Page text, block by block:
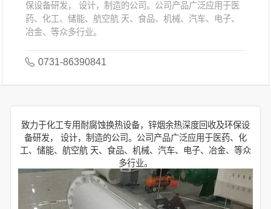
保设备研发， 设计，制造的公司。公司产品广泛应用于医
药、化工、储能、航空航 天、食品、机械、汽车、电子、
冶金、等众多行业。
0731-86390841
致力于化工专用耐腐蚀换热设备，锌烟余热深度回收及环保设
备研发， 设计，制造的公司。公司产品广泛应用于医药、化
工、储能、航空航 天、食品、机械、汽车、电子、冶金、等众
多行业。